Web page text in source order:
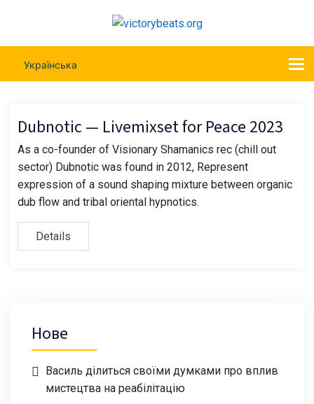
Українська
Dubnotic — Livemixset for Peace 2023
As a co-founder of Visionary Shamanics rec (chill out
sector) Dubnotic was found in 2012, Represent
expression of a sound shaping mixture between organic
dub flow and tribal oriental hypnotics.
Details
Нове
Василь ділиться своїми думками про вплив
мистецтва на реабілітацію